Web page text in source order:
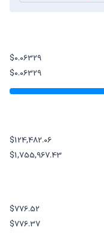
$0.06329
$0.06329
$124,482.06
$1,755,967.43
$776.52
$776.37